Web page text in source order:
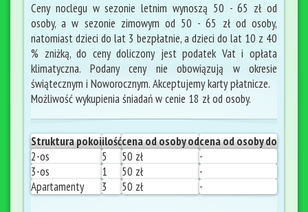
Ceny noclegu w sezonie letnim wynoszą 50 - 65 zł od
osoby, a w sezonie zimowym od 50 - 65 zł od osoby,
natomiast dzieci do lat 3 bezpłatnie, a dzieci do lat 10 z 40
% zniżką, do ceny doliczony jest podatek Vat i opłata
klimatyczna. Podany ceny nie obowiązują w okresie
świątecznym i Noworocznym. Akceptujemy karty płatnicze.
Możliwość wykupienia śniadań w cenie 18 zł od osoby.
Struktura pokoiilośćcena od osoby odcena od osoby do
2-os
5 50 zł
-
3-os
1 50 zł
-
Apartamenty
3 50 zł -